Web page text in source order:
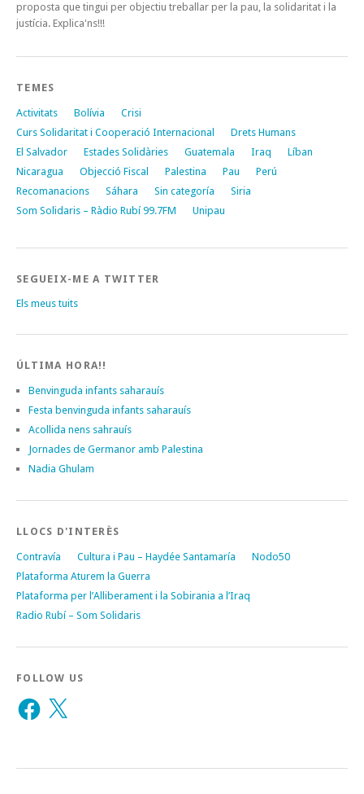
proposta que tingui per objectiu treballar per la pau, la solidaritat i la
justícia. Explica'ns!!!
TEMES
Activitats Bolívia
Crisi
Curs Solidaritat i Cooperació Internacional
Drets Humans
El Salvador
Estades Solidàries Guatemala Iraq
Líban
Nicaragua
Objecció Fiscal Palestina Pau
Perú
Recomanacions
Sáhara Sin categoría
Siria
Som Solidaris – Ràdio Rubí 99.7FM
Unipau
SEGUEIX-ME A TWITTER
Els meus tuits
ÚLTIMA HORA!!
Benvinguda infants saharauís
Festa benvinguda infants saharauís
Acollida nens sahrauís
Jornades de Germanor amb Palestina
Nadia Ghulam
LLOCS D'INTERÈS
Contravía Cultura i Pau – Haydée Santamaría
Nodo50
Plataforma Aturem la Guerra
Plataforma per l’Alliberament i la Sobirania a l’Iraq
Radio Rubí – Som Solidaris
FOLLOW US
Facebook
X